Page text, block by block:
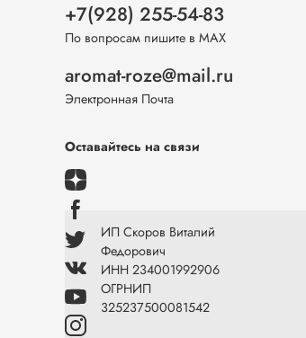
+7(928) 255-54-83
По вопросам пишите в МАХ
aromat-roze@mail.ru
Электронная Почта
Оставайтесь на связи
ИП Скоров Виталий
Федорович
ИНН 234001992906
ОГРНИП
325237500081542